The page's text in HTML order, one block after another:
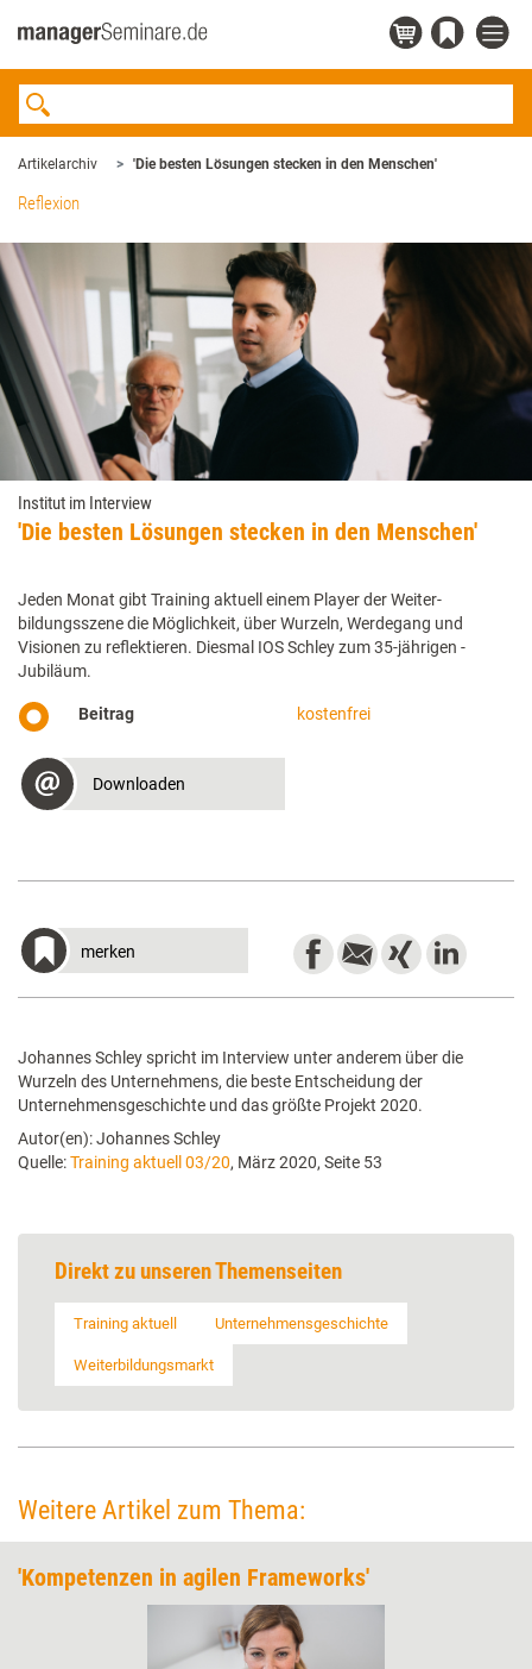
Artikelarchiv 'Die besten Lösungen stecken in den Menschen'
Reflexion
Institut im Interview
'Die besten Lösungen stecken in den Menschen'
Jeden Monat gibt Training aktuell einem Player der Weiter­
bildungsszene die Möglichkeit, über Wurzeln, Werdegang und
Visionen zu ­reflektieren. Diesmal IOS Schley zum 35-jährigen ­
Jubiläum.
Beitrag kostenfrei
Downloaden
merken
Johannes Schley spricht im Interview unter anderem über die
Wurzeln des Unternehmens, die beste Entscheidung der
Unternehmensgeschichte und das größte Projekt 2020.
Autor(en): Johannes Schley
Quelle:Training aktuell 03/20, März 2020, Seite 53
Direkt zu unseren Themenseiten
Training aktuell Unternehmensgeschichte
Weiterbildungsmarkt
Weitere Artikel zum Thema:
'Kompetenzen in agilen Frameworks'